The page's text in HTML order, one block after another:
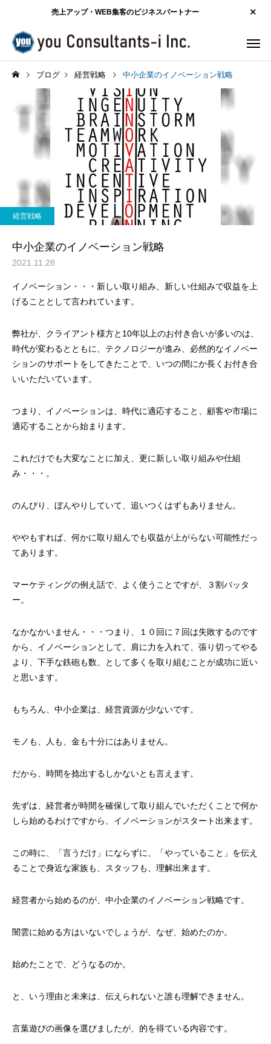
売上アップ・WEB集客のビジネスパートナー
ブログ 経営戦略 中小企業のイノベーション戦略
経営戦略
中小企業のイノベーション戦略
2021.11.28
イノベーション・・・新しい取り組み、新しい仕組みで収益を上
げることとして言われています。
弊社が、クライアント様方と10年以上のお付き合いが多いのは、
時代が変わるとともに、テクノロジーが進み、必然的なイノベー
ションのサポートをしてきたことで、いつの間にか長くお付き合
いいただいています。
つまり、イノベーションは、時代に適応すること、顧客や市場に
適応することから始まります。
これだけでも大変なことに加え、更に新しい取り組みや仕組
み・・・。
のんびり、ぼんやりしていて、追いつくはずもありません。
ややもすれば、何かに取り組んでも収益が上がらない可能性だっ
てあります。
マーケティングの例え話で、よく使うことですが、３割バッタ
ー。
なかなかいません・・・つまり、１０回に７回は失敗するのです
から、イノベーションとして、肩に力を入れて、張り切ってやる
より、下手な鉄砲も数、として多くを取り組むことが成功に近い
と思います。
もちろん、中小企業は、経営資源が少ないです。
モノも、人も、金も十分にはありません。
だから、時間を捻出するしかないとも言えます。
先ずは、経営者が時間を確保して取り組んでいただくことで何か
しら始めるわけですから、イノベーションがスタート出来ます。
この時に、「言うだけ」にならずに、「やっていること」を伝え
ることで身近な家族も、スタッフも、理解出来ます。
経営者から始めるのが、中小企業のイノベーション戦略です。
闇雲に始める方はいないでしょうが、なぜ、始めたのか。
始めたことで、どうなるのか。
と、いう理由と未来は、伝えられないと誰も理解できません。
言葉遊びの画像を選びましたが、的を得ている内容です。